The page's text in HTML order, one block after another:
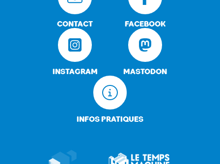
CONTACT FACEBOOK
INSTAGRAM MASTODON
INFOS PRATIQUES